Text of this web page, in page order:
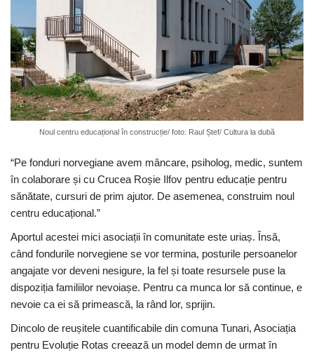
Noul centru educațional în construcție/ foto: Raul Ștef/ Cultura la dubă
“Pe fonduri norvegiane avem mâncare, psiholog, medic, suntem
în colaborare și cu Crucea Roșie Ilfov pentru educație pentru
sănătate, cursuri de prim ajutor. De asemenea, construim noul
centru educațional.”
Aportul acestei mici asociații în comunitate este uriaș. Însă,
când fondurile norvegiene se vor termina, posturile persoanelor
angajate vor deveni nesigure, la fel și toate resursele puse la
dispoziția familiilor nevoiașe. Pentru ca munca lor să continue, e
nevoie ca ei să primească, la rând lor, sprijin.
Dincolo de reușitele cuantificabile din comuna Tunari, Asociația
pentru Evoluție Rotas creează un model demn de urmat în